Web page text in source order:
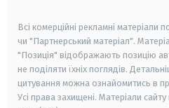
Всі комерційні рекламні матеріали
чи "Партнерський матеріал".
"Позиція" відображають позицію
не поділяти їхніх поглядів.
цитування можна ознайомитись в
Усі права захищені. Матеріали